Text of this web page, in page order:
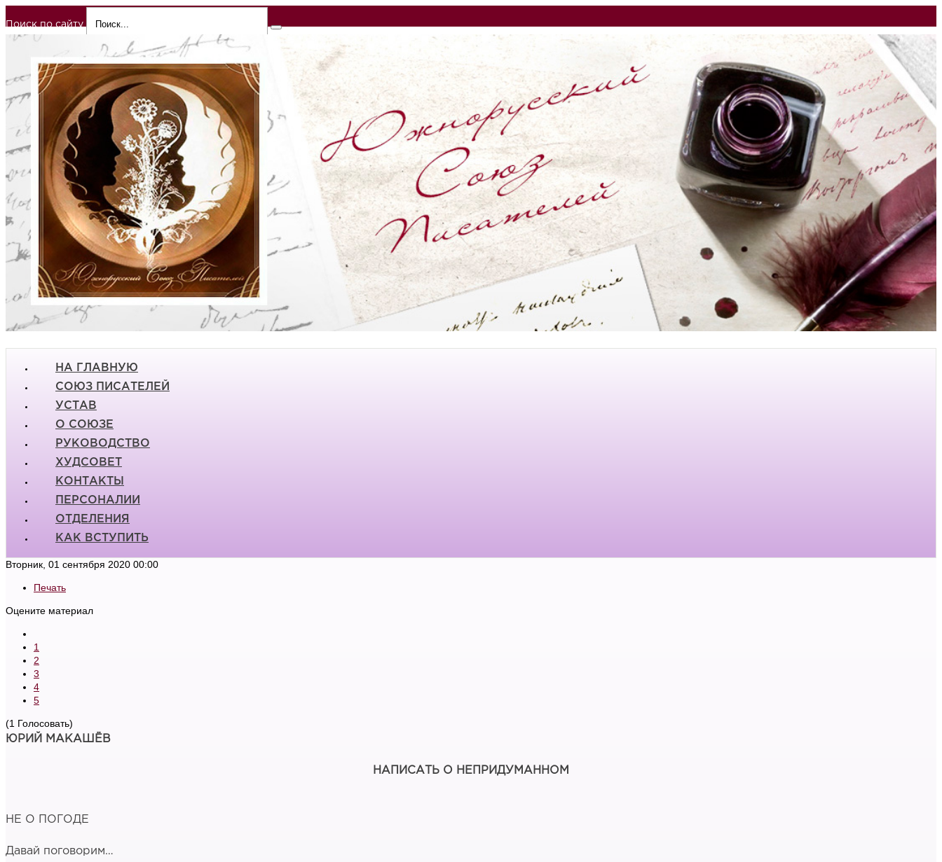
Поиск по сайту
НА ГЛАВНУЮ
СОЮЗ ПИСАТЕЛЕЙ
УСТАВ
О СОЮЗЕ
РУКОВОДСТВО
ХУДСОВЕТ
КОНТАКТЫ
ПЕРСОНАЛИИ
ОТДЕЛЕНИЯ
КАК ВСТУПИТЬ
Вторник, 01 сентября 2020 00:00
Печать
Оцените материал
1
2
3
4
5
(1 Голосовать)
ЮРИЙ МАКАШЁВ
НАПИСАТЬ О НЕПРИДУМАННОМ
НЕ О ПОГОДЕ
Давай поговорим…